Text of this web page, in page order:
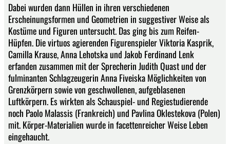
Dabei wurden dann Hüllen in ihren verschiedenen
Erscheinungsformen und Geometrien in suggestiver Weise als
Kostüme und Figuren untersucht. Das ging bis zum Reifen-
Hüpfen. Die virtuos agierenden Figurenspieler Viktoria Kasprik,
Camilla Krause, Anna Lehotska und Jakob Ferdinand Lenk
erfanden zusammen mit der Sprecherin Judith Quast und der
fulminanten Schlagzeugerin Anna Fiveiska Möglichkeiten von
Grenzkörpern sowie von geschwollenen, aufgeblasenen
Luftkörpern. Es wirkten als Schauspiel- und Regiestudierende
noch Paolo Malassis (Frankreich) und Pavlina Oklestekova (Polen)
mit. Körper-Materialien wurde in facettenreicher Weise Leben
eingehaucht.